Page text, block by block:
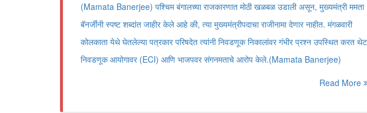
(Mamata Banerjee) पश्चिम बंगालच्या राजकारणात मोठी खळबळ उडाली असून, मुख्यमंत्री ममता
बॅनर्जींनी स्पष्ट शब्दांत जाहीर केले आहे की, त्या मुख्यमंत्रीपदाचा राजीनामा देणार नाहीत. मंगळवारी
कोलकाता येथे घेतलेल्या पत्रकार परिषदेत त्यांनी निवडणूक निकालांवर गंभीर प्रश्न उपस्थित करत थेट
निवडणूक आयोगावर (ECI) आणि भाजपवर संगनमताचे आरोप केले.(Mamata Banerjee)
Read More